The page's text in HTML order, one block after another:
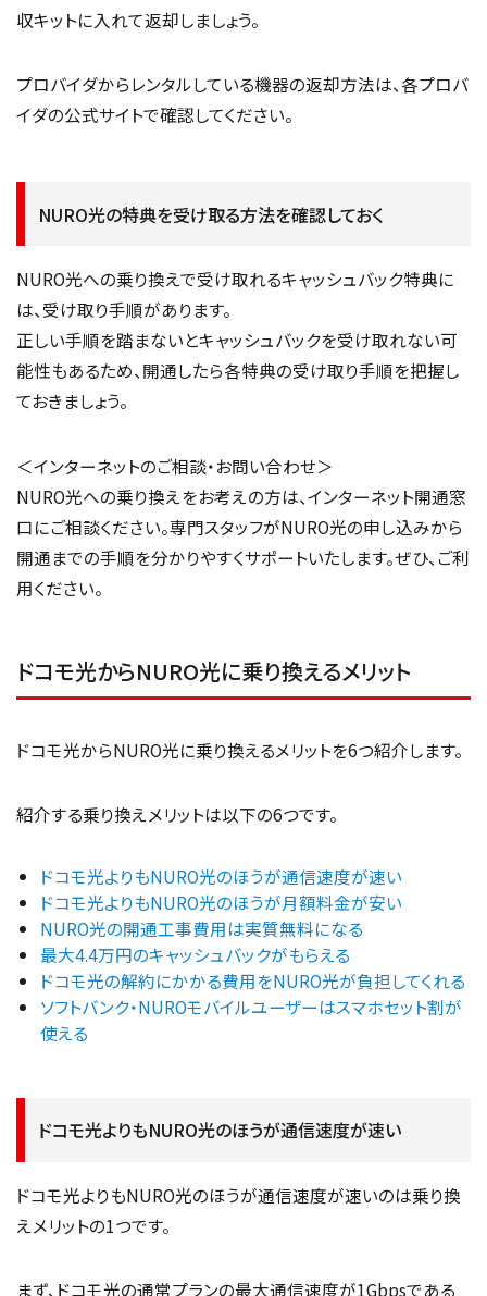
収キットに入れて返却しましょう。
プロバイダからレンタルしている機器の返却方法は、各プロバ
イダの公式サイトで確認してください。
NURO光の特典を受け取る方法を確認しておく
NURO光への乗り換えで受け取れるキャッシュバック特典に
は、受け取り手順があります。
正しい手順を踏まないとキャッシュバックを受け取れない可
能性もあるため、開通したら各特典の受け取り手順を把握し
ておきましょう。
＜インターネットのご相談・お問い合わせ＞
NURO光への乗り換えをお考えの方は、インターネット開通窓
口にご相談ください。専門スタッフがNURO光の申し込みから
開通までの手順を分かりやすくサポートいたします。ぜひ、ご利
用ください。
ドコモ光からNURO光に乗り換えるメリット
ドコモ光からNURO光に乗り換えるメリットを6つ紹介します。
紹介する乗り換えメリットは以下の6つです。
ドコモ光よりもNURO光のほうが通信速度が速い
ドコモ光よりもNURO光のほうが月額料金が安い
NURO光の開通工事費用は実質無料になる
最大4.4万円のキャッシュバックがもらえる
ドコモ光の解約にかかる費用をNURO光が負担してくれる
ソフトバンク・NUROモバイルユーザーはスマホセット割が
使える
ドコモ光よりもNURO光のほうが通信速度が速い
ドコモ光よりもNURO光のほうが通信速度が速いのは乗り換
えメリットの1つです。
まず、ドコモ光の通常プランの最大通信速度が1Gbpsである